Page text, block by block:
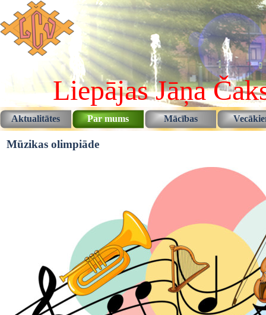
Pāriet uz saturu
Liepājas Jāņa
Aktualitātes Par mums ▼
Mācības ▼
Mūzikas olimpiāde